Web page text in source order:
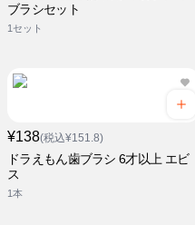
ブラシセット
1セット
¥138(税込¥151.8)
ドラえもん歯ブラシ 6才以上 エビ
ス
1本